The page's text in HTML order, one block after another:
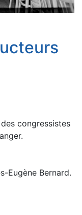
congressistes
Eugène Bernard.